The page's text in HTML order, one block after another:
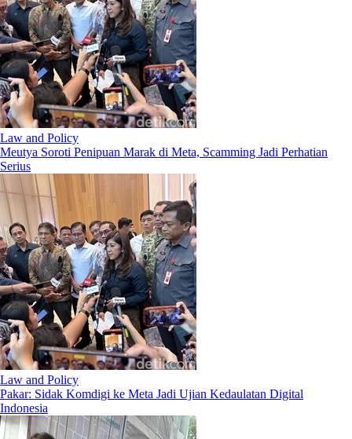
Law and Policy
Meutya Soroti Penipuan Marak di Meta, Scamming Jadi Perhatian
Serius
Law and Policy
Pakar: Sidak Komdigi ke Meta Jadi Ujian Kedaulatan Digital
Indonesia